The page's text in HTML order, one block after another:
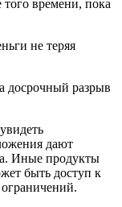
времени, пока
не теряя
досрочный разрыв
дают
Иные продукты
быть доступ к